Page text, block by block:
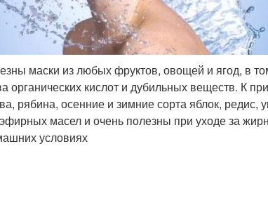
маски из любых фруктов, овощей и ягод, в
органических кислот и дубильных веществ. К
рябина, осенние и зимние сорта яблок, редис,
масел и очень полезны при уходе за
условиях